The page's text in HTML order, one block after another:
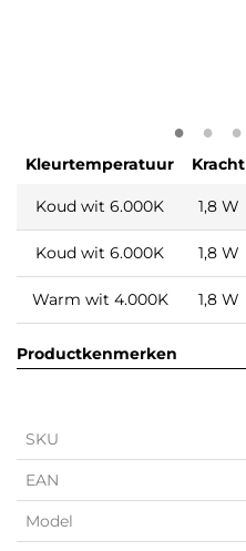
Kleurtemperatuur Kracht
Koud wit 6.000K 1,8 W
Koud wit 6.000K 1,8 W
Warm wit 4.000K 1,8 W
Productkenmerken
SKU
EAN
Model